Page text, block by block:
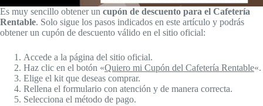
Es muy sencillo obtener un cupón de descuento para el Cafetería
Rentable. Solo sigue los pasos indicados en este artículo y podrás
obtener un cupón de descuento válido en el sitio oficial:
Accede a la página del sitio oficial.
Haz clic en el botón «Quiero mi Cupón del Cafetería Rentable«.
Elige el kit que deseas comprar.
Rellena el formulario con atención y de manera correcta.
Selecciona el método de pago.